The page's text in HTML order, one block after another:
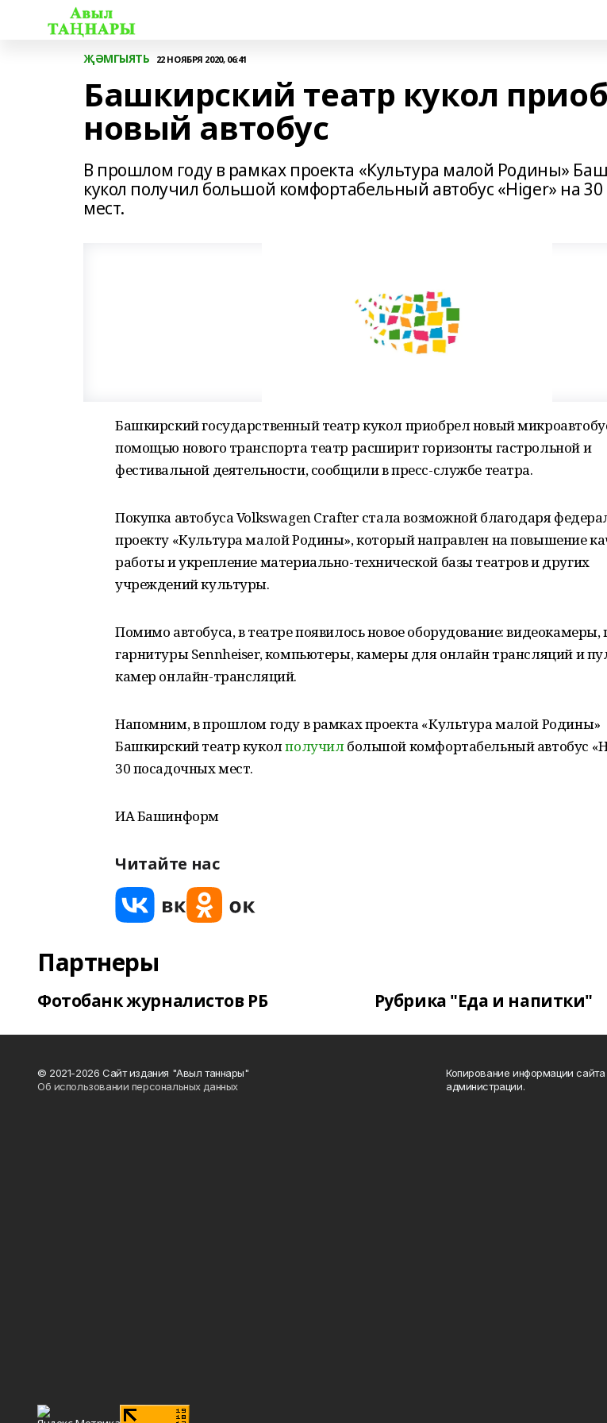
ҖӘМГЫЯТЬ 22 НОЯБРЯ 2020, 06:41
Башкирский театр кукол
новый автобус
В прошлом году в рамках проекта «Культура малой Родины»
кукол получил большой комфортабельный автобус «Higer» на
мест.
Башкирский государственный театр кукол приобрел новый
помощью нового транспорта театр расширит горизонты гастрольной и
фестивальной деятельности, сообщили в пресс-службе театра.
Покупка автобуса Volkswagen Crafter стала возможной благодаря
проекту «Культура малой Родины», который направлен на повышение
работы и укрепление материально-технической базы театров и других
учреждений культуры.
Помимо автобуса, в театре появилось новое оборудование: видеокамеры,
гарнитуры Sennheiser, компьютеры, камеры для онлайн трансляций и
камер онлайн-трансляций.
Напомним, в прошлом году в рамках проекта «Культура малой Родины»
Башкирский театр куколполучилбольшой комфортабельный автобус
30 посадочных мест.
ИА Башинформ
Читайте нас
Партнеры
Фотобанк журналистов РБ Рубрика "Еда и напитки"
© 2021-2026 Сайт издания "Авыл таннары"
Об использовании персональных данных
Копирование информации
администрации.